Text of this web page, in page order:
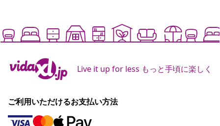
Live it up for less もっと手頃に楽しく
ご利用いただけるお支払い方法